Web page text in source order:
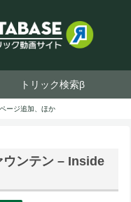
トリック検索β
ージ追加、ほか
ウンテン – Inside